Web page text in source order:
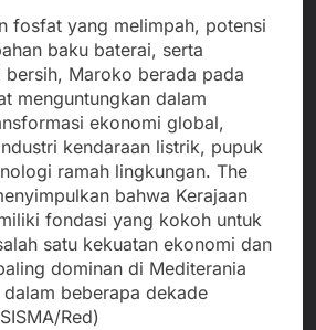
fosfat yang melimpah, potensi
baku baterai, serta
bersih, Maroko berada pada
menguntungkan dalam
ekonomi global,
kendaraan listrik, pupuk
ramah lingkungan. The
bahwa Kerajaan
fondasi yang kokoh untuk
satu kekuatan ekonomi dan
dominan di Mediterania
beberapa dekade
Red)